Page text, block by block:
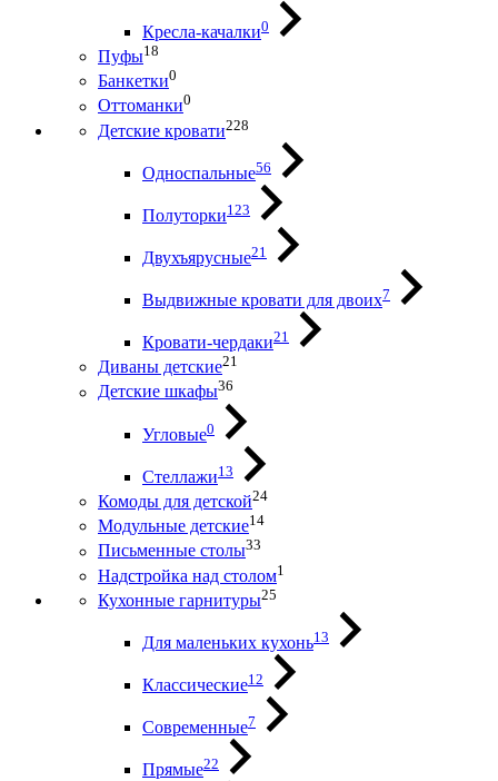
Кресла-качалки0
Пуфы18
Банкетки0
Оттоманки0
Детские кровати228
Односпальные56
Полуторки123
Двухъярусные21
Выдвижные кровати для двоих7
Кровати-чердаки21
Диваны детские21
Детские шкафы36
Угловые0
Стеллажи13
Комоды для детской24
Модульные детские14
Письменные столы33
Надстройка над столом1
Кухонные гарнитуры25
Для маленьких кухонь13
Классические12
Современные7
Прямые22